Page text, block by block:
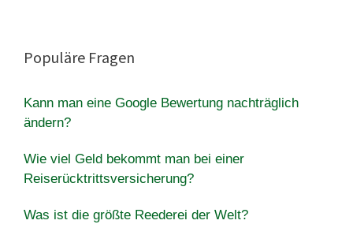
Populäre Fragen
Kann man eine Google Bewertung nachträglich
ändern?
Wie viel Geld bekommt man bei einer
Reiserücktrittsversicherung?
Was ist die größte Reederei der Welt?